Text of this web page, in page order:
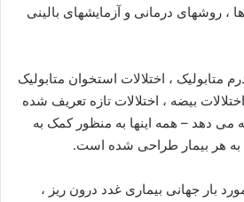
، روشهای درمانی و آزمایشهای بالینی
، اختلالات استخوان متابولیک
بیضه ، اختلالات تازه تعریف شده
می دهد – همه اینها به منظور کمک به
به هر بیمار طراحی شده است.
بار جهانی بیماری غدد درون ریز ،